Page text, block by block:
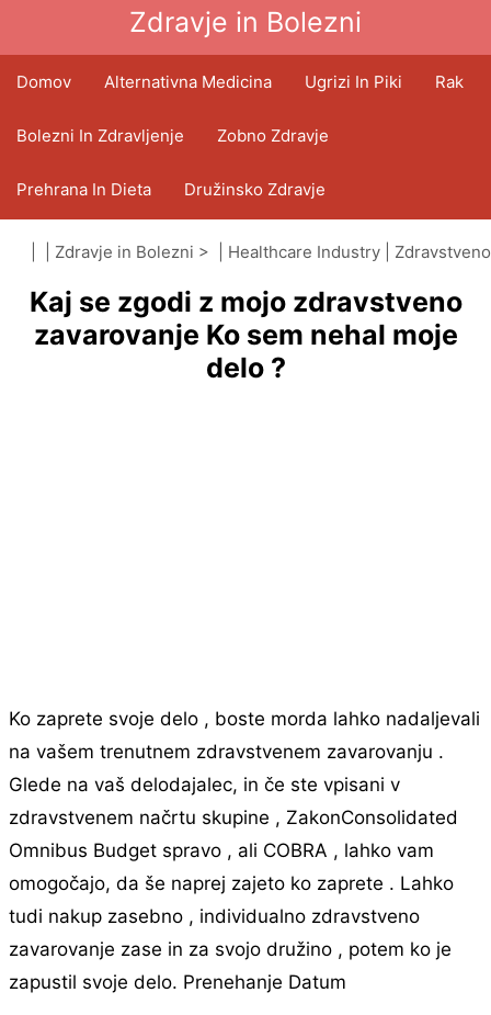
Zdravje in Bolezni
Domov Alternativna Medicina Ugrizi In Piki Rak
Bolezni In Zdravljenje Zobno Zdravje
Prehrana In Dieta Družinsko Zdravje
Zdravstveni Sektor Duševno Zdravje
Javno Zdravje In Varnost Operacije In Posegi
Zdravje in Bolezni > | Healthcare Industry Zdravstveno
zavarovanje
Kaj se zgodi z mojo zdravstveno
zavarovanje Ko sem nehal moje
delo ?
Ko zaprete svoje delo , boste morda lahko nadaljevali
na vašem trenutnem zdravstvenem zavarovanju .
Glede na vaš delodajalec, in če ste vpisani v
zdravstvenem načrtu skupine , ZakonConsolidated
Omnibus Budget spravo , ali COBRA , lahko vam
omogočajo, da še naprej zajeto ko zaprete . Lahko
tudi nakup zasebno , individualno zdravstveno
zavarovanje zase in za svojo družino , potem ko je
zapustil svoje delo. Prenehanje Datum